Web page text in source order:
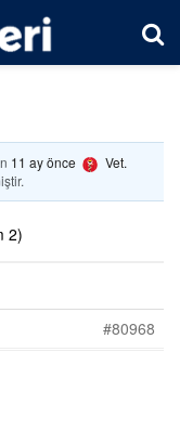
11 ay önce
Vet.
2)
#80968